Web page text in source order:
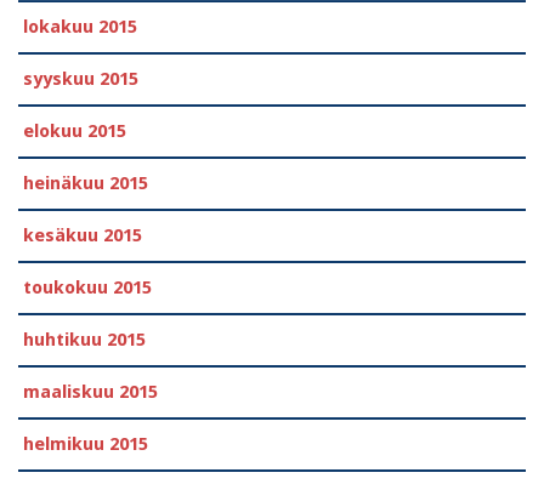
lokakuu 2015
syyskuu 2015
elokuu 2015
heinäkuu 2015
kesäkuu 2015
toukokuu 2015
huhtikuu 2015
maaliskuu 2015
helmikuu 2015